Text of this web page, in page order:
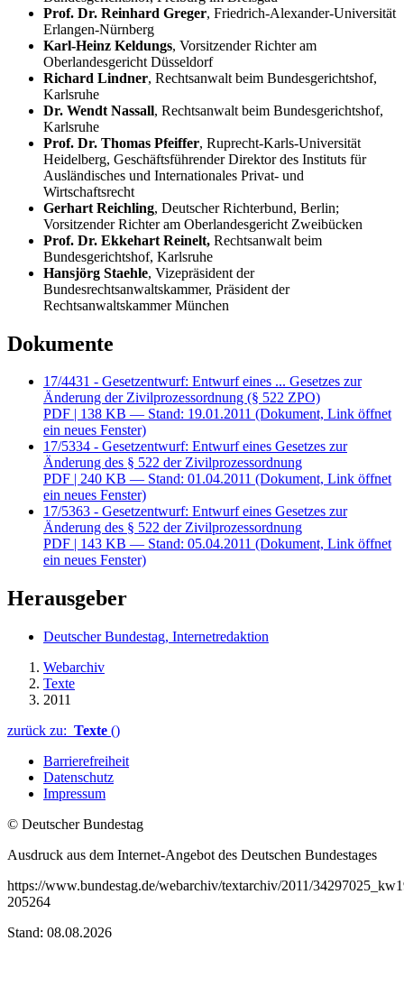
Prof. Dr. Reinhard Greger, Friedrich-Alexander-Universität
Erlangen-Nürnberg
Karl-Heinz Keldungs, Vorsitzender Richter am
Oberlandesgericht Düsseldorf
Richard Lindner, Rechtsanwalt beim Bundesgerichtshof,
Karlsruhe
Dr. Wendt Nassall, Rechtsanwalt beim Bundesgerichtshof,
Karlsruhe
Prof. Dr. Thomas Pfeiffer, Ruprecht-Karls-Universität
Heidelberg, Geschäftsführender Direktor des Instituts für
Ausländisches und Internationales Privat- und
Wirtschaftsrecht
Gerhart Reichling, Deutscher Richterbund, Berlin;
Vorsitzender Richter am Oberlandesgericht Zweibücken
Prof. Dr. Ekkehart Reinelt, Rechtsanwalt beim
Bundesgerichtshof, Karlsruhe
Hansjörg Staehle, Vizepräsident der
Bundesrechtsanwaltskammer, Präsident der
Rechtsanwaltskammer München
Dokumente
17/4431 - Gesetzentwurf: Entwurf eines ... Gesetzes zur
Änderung der Zivilprozessordnung (§ 522 ZPO)
PDF | 138 KB — Stand: 19.01.2011 (Dokument, Link öffnet
ein neues Fenster)
17/5334 - Gesetzentwurf: Entwurf eines Gesetzes zur
Änderung des § 522 der Zivilprozessordnung
PDF | 240 KB — Stand: 01.04.2011 (Dokument, Link öffnet
ein neues Fenster)
17/5363 - Gesetzentwurf: Entwurf eines Gesetzes zur
Änderung des § 522 der Zivilprozessordnung
PDF | 143 KB — Stand: 05.04.2011 (Dokument, Link öffnet
ein neues Fenster)
Herausgeber
Deutscher Bundestag, Internetredaktion
Webarchiv
Texte
2011
zurück zu: Texte ()
Barrierefreiheit
Datenschutz
Impressum
© Deutscher Bundestag
Ausdruck aus dem Internet-Angebot des Deutschen Bundestages
https://www.bundestag.de/webarchiv/textarchiv/2011/
205264
Stand: 08.08.2026